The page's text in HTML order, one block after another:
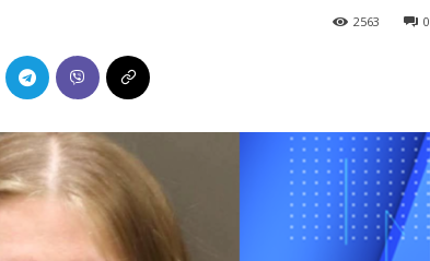
0
2563